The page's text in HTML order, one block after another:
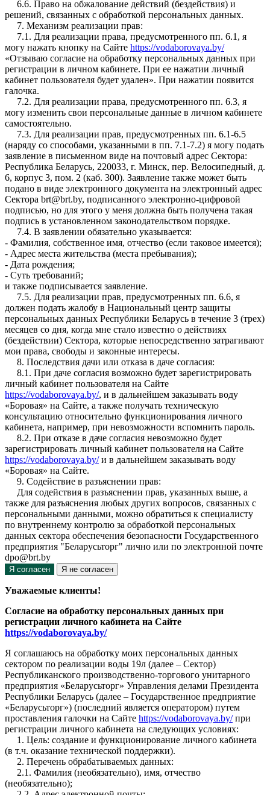
6.6. Право на обжалование действий (бездействия) и
решений, связанных с обработкой персональных данных.
7. Механизм реализации прав:
7.1. Для реализации права, предусмотренного пп. 6.1, я
могу нажать кнопку на Сайте https://vodaborovaya.by/
«Отзываю согласие на обработку персональных данных при
регистрации в личном кабинете. При ее нажатии личный
кабинет пользователя будет удален». При нажатии появится
галочка.
7.2. Для реализации права, предусмотренного пп. 6.3, я
могу изменить свои персональные данные в личном кабинете
самостоятельно.
7.3. Для реализации прав, предусмотренных пп. 6.1-6.5
(наряду со способами, указанными в пп. 7.1-7.2) я могу подать
заявление в письменном виде на почтовый адрес Сектора:
Республика Беларусь, 220033, г. Минск, пер. Велосипедный, д.
6, корпус 3, пом. 2 (каб. 300). Заявление также может быть
подано в виде электронного документа на электронный адрес
Сектора brt@brt.by, подписанного электронно-цифровой
подписью, но для этого у меня должна быть получена такая
подпись в установленном законодательством порядке.
7.4. В заявлении обязательно указывается:
- Фамилия, собственное имя, отчество (если таковое имеется);
- Адрес места жительства (места пребывания);
- Дата рождения;
- Суть требований;
и также подписывается заявление.
7.5. Для реализации прав, предусмотренных пп. 6.6, я
должен подать жалобу в Национальный центр защиты
персональных данных Республики Беларусь в течение 3 (трех)
месяцев со дня, когда мне стало известно о действиях
(бездействии) Сектора, которые непосредственно затрагивают
мои права, свободы и законные интересы.
8. Последствия дачи или отказа в даче согласия:
8.1. При даче согласия возможно будет зарегистрировать
личный кабинет пользователя на Сайте
https://vodaborovaya.by/, и в дальнейшем заказывать воду
«Боровая» на Сайте, а также получать техническую
консультацию относительно функционирования личного
кабинета, например, при невозможности вспомнить пароль.
8.2. При отказе в даче согласия невозможно будет
зарегистрировать личный кабинет пользователя на Сайте
https://vodaborovaya.by/и в дальнейшем заказывать воду
«Боровая» на Сайте.
9. Содействие в разъяснении прав:
Для содействия в разъяснении прав, указанных выше, а
также для разъяснения любых других вопросов, связанных с
персональными данными, можно обратиться к специалисту
по внутреннему контролю за обработкой персональных
данных сектора обеспечения безопасности Государственного
предприятия "Беларусьторг" лично или по электронной почте
dpo@brt.by
Я согласен Я не согласен
Уважаемые клиенты!
Согласие на обработку персональных данных при
регистрации личного кабинета на Сайте
https://vodaborovaya.by/
Я соглашаюсь на обработку моих персональных данных
сектором по реализации воды 19л (далее – Сектор)
Республиканского производственно-торгового унитарного
предприятия «Беларусьторг» Управления делами Президента
Республики Беларусь (далее – Государственное предприятие
«Беларусьторг») (последний является оператором) путем
проставления галочки на Сайте https://vodaborovaya.by/при
регистрации личного кабинета на следующих условиях:
1. Цель: создание и функционирование личного кабинета
(в т.ч. оказание технической поддержки).
2. Перечень обрабатываемых данных:
2.1. Фамилия (необязательно), имя, отчество
(необязательно);